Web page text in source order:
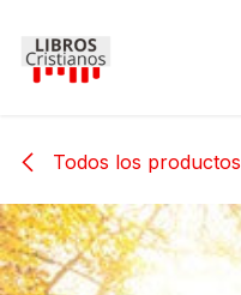
Todos los productos